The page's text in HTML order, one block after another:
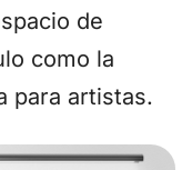
de
como la
para artistas.